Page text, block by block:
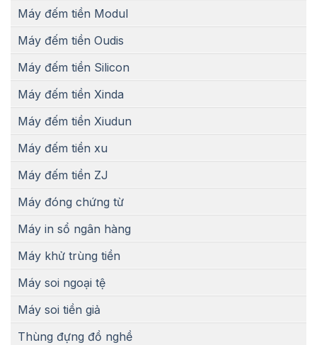
Máy đếm tiền Modul
Máy đếm tiền Oudis
Máy đếm tiền Silicon
Máy đếm tiền Xinda
Máy đếm tiền Xiudun
Máy đếm tiền xu
Máy đếm tiền ZJ
Máy đóng chứng từ
Máy in sổ ngân hàng
Máy khử trùng tiền
Máy soi ngoại tệ
Máy soi tiền giả
Thùng đựng đồ nghề